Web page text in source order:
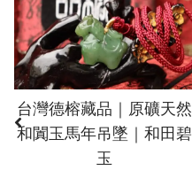
台灣德榕藏品｜原礦天然
和闐玉馬年吊墜｜和田碧
玉